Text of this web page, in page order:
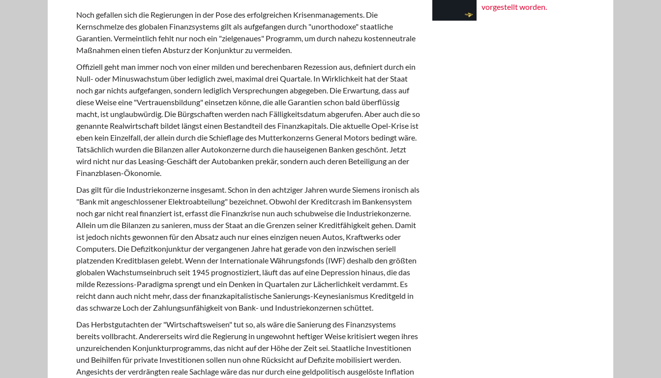
Noch gefallen sich die Regierungen in der Pose des erfolgreichen Krisenmanagements. Die
Kernschmelze des globalen Finanzsystems gilt als aufgefangen durch "unorthodoxe" staatliche
Garantien. Vermeintlich fehlt nur noch ein "zielgenaues" Programm, um durch nahezu kostenneutrale
Maßnahmen einen tiefen Absturz der Konjunktur zu vermeiden.
Offiziell geht man immer noch von einer milden und berechenbaren Rezession aus, definiert durch ein
Null- oder Minuswachstum über lediglich zwei, maximal drei Quartale. In Wirklichkeit hat der Staat
noch gar nichts aufgefangen, sondern lediglich Versprechungen abgegeben. Die Erwartung, dass auf
diese Weise eine "Vertrauensbildung" einsetzen könne, die alle Garantien schon bald überflüssig
macht, ist unglaubwürdig. Die Bürgschaften werden nach Fälligkeitsdatum abgerufen. Aber auch die so
genannte Realwirtschaft bildet längst einen Bestandteil des Finanzkapitals. Die aktuelle Opel-Krise ist
eben kein Einzelfall, der allein durch die Schieflage des Mutterkonzerns General Motors bedingt wäre.
Tatsächlich wurden die Bilanzen aller Autokonzerne durch die hauseigenen Banken geschönt. Jetzt
wird nicht nur das Leasing-Geschäft der Autobanken prekär, sondern auch deren Beteiligung an der
Finanzblasen-Ökonomie.
Das gilt für die Industriekonzerne insgesamt. Schon in den achtziger Jahren wurde Siemens ironisch als
"Bank mit angeschlossener Elektroabteilung" bezeichnet. Obwohl der Kreditcrash im Bankensystem
noch gar nicht real finanziert ist, erfasst die Finanzkrise nun auch schubweise die Industriekonzerne.
Allein um die Bilanzen zu sanieren, muss der Staat an die Grenzen seiner Kreditfähigkeit gehen. Damit
ist jedoch nichts gewonnen für den Absatz auch nur eines einzigen neuen Autos, Kraftwerks oder
Computers. Die Defizitkonjunktur der vergangenen Jahre hat gerade von den inzwischen seriell
platzenden Kreditblasen gelebt. Wenn der Internationale Währungsfonds (IWF) deshalb den größten
globalen Wachstumseinbruch seit 1945 prognostiziert, läuft das auf eine Depression hinaus, die das
milde Rezessions-Paradigma sprengt und ein Denken in Quartalen zur Lächerlichkeit verdammt. Es
reicht dann auch nicht mehr, dass der finanzkapitalistische Sanierungs-Keynesianismus Kreditgeld in
das schwarze Loch der Zahlungsunfähigkeit von Bank- und Industriekonzernen schüttet.
Das Herbstgutachten der "Wirtschaftsweisen" tut so, als wäre die Sanierung des Finanzsystems
bereits vollbracht. Andererseits wird die Regierung in ungewohnt heftiger Weise kritisiert wegen ihres
unzureichenden Konjunkturprogramms, das nicht auf der Höhe der Zeit sei. Staatliche Investitionen
und Beihilfen für private Investitionen sollen nun ohne Rücksicht auf Defizite mobilisiert werden.
Angesichts der verdrängten reale Sachlage wäre das nur durch eine geldpolitisch ausgelöste Inflation
vorgestellt worden.